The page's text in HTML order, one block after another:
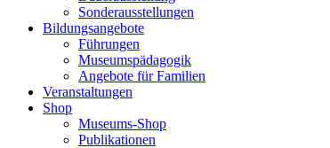
Sonderausstellungen
Bildungsangebote
Führungen
Museumspädagogik
Angebote für Familien
Veranstaltungen
Shop
Museums-Shop
Publikationen